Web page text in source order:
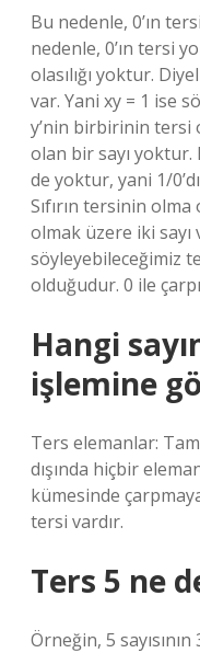
Bu nedenle, 0’ın
nedenle, 0’ın tersi
olasılığı yoktur.
var. Yani xy = 1 ise
y’nin birbirinin tersi
olan bir sayı yoktur.
de yoktur, yani 1/
Sıfırın tersinin olma
olmak üzere iki sayı
söyleyebileceğimiz
olduğudur. 0 ile
Hangi
işlemine
Ters elemanlar:
dışında hiçbir
kümesinde
tersi vardır.
Ters 5 ne
Örneğin, 5